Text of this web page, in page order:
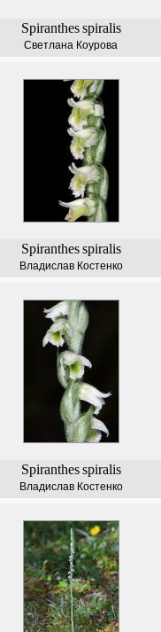
Spiranthes spiralis
Светлана Коурова
Spiranthes spiralis
Владислав Костенко
Spiranthes spiralis
Владислав Костенко